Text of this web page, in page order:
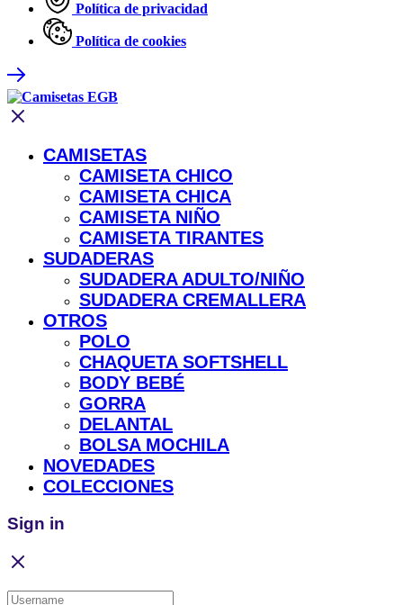
Política de privacidad
Política de cookies
CAMISETAS
CAMISETA CHICO
CAMISETA CHICA
CAMISETA NIÑO
CAMISETA TIRANTES
SUDADERAS
SUDADERA ADULTO/NIÑO
SUDADERA CREMALLERA
OTROS
POLO
CHAQUETA SOFTSHELL
BODY BEBÉ
GORRA
DELANTAL
BOLSA MOCHILA
NOVEDADES
COLECCIONES
Sign in